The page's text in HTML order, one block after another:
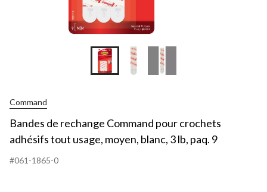
Command
Bandes de rechange Command pour crochets
adhésifs tout usage, moyen, blanc, 3 lb, paq. 9
#061-1865-0